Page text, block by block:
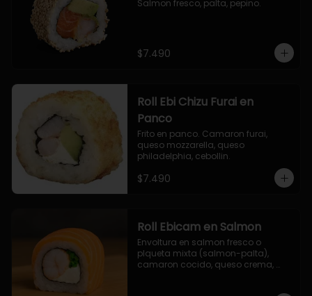
Salmon fresco, palta, pepino.
$7.490
Roll Ebi Chizu Furai en
Panco
Frito en panco. Camaron furai,
queso mozzarella, queso
philadelphia, cebollin.
$7.490
Roll Ebicam en Salmon
Envoltura en salmon fresco o
plqueta mixta (salmon-palta),
camaron cocido, queso crema,